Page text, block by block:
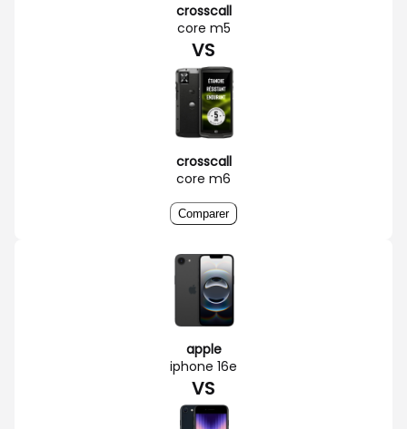
crosscall
core m5
VS
crosscall
core m6
Comparer
apple
iphone 16e
VS